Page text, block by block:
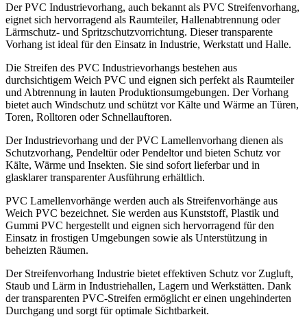
Der PVC Industrievorhang, auch bekannt als PVC Streifenvorhang,
eignet sich hervorragend als Raumteiler, Hallenabtrennung oder
Lärmschutz- und Spritzschutzvorrichtung. Dieser transparente
Vorhang ist ideal für den Einsatz in Industrie, Werkstatt und Halle.
Die Streifen des PVC Industrievorhangs bestehen aus
durchsichtigem Weich PVC und eignen sich perfekt als Raumteiler
und Abtrennung in lauten Produktionsumgebungen. Der Vorhang
bietet auch Windschutz und schützt vor Kälte und Wärme an Türen,
Toren, Rolltoren oder Schnellauftoren.
Der Industrievorhang und der PVC Lamellenvorhang dienen als
Schutzvorhang, Pendeltür oder Pendeltor und bieten Schutz vor
Kälte, Wärme und Insekten. Sie sind sofort lieferbar und in
glasklarer transparenter Ausführung erhältlich.
PVC Lamellenvorhänge werden auch als Streifenvorhänge aus
Weich PVC bezeichnet. Sie werden aus Kunststoff, Plastik und
Gummi PVC hergestellt und eignen sich hervorragend für den
Einsatz in frostigen Umgebungen sowie als Unterstützung in
beheizten Räumen.
Der Streifenvorhang Industrie bietet effektiven Schutz vor Zugluft,
Staub und Lärm in Industriehallen, Lagern und Werkstätten. Dank
der transparenten PVC-Streifen ermöglicht er einen ungehinderten
Durchgang und sorgt für optimale Sichtbarkeit.